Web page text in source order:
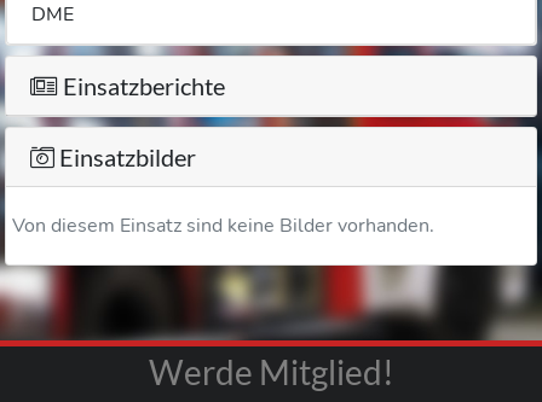
DME
Einsatzberichte
Einsatzbilder
Von diesem Einsatz sind keine Bilder vorhanden.
Werde Mitglied!